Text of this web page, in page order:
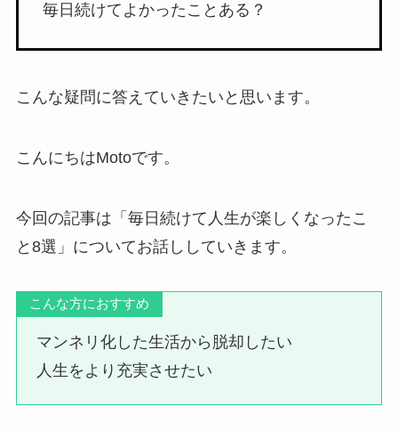
毎日続けてよかったことある？
こんな疑問に答えていきたいと思います。
こんにちはMotoです。
今回の記事は「毎日続けて人生が楽しくなったこ
と8選」についてお話ししていきます。
こんな方におすすめ
マンネリ化した生活から脱却したい
人生をより充実させたい